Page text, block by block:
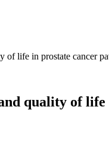
life in prostate cancer
quality of